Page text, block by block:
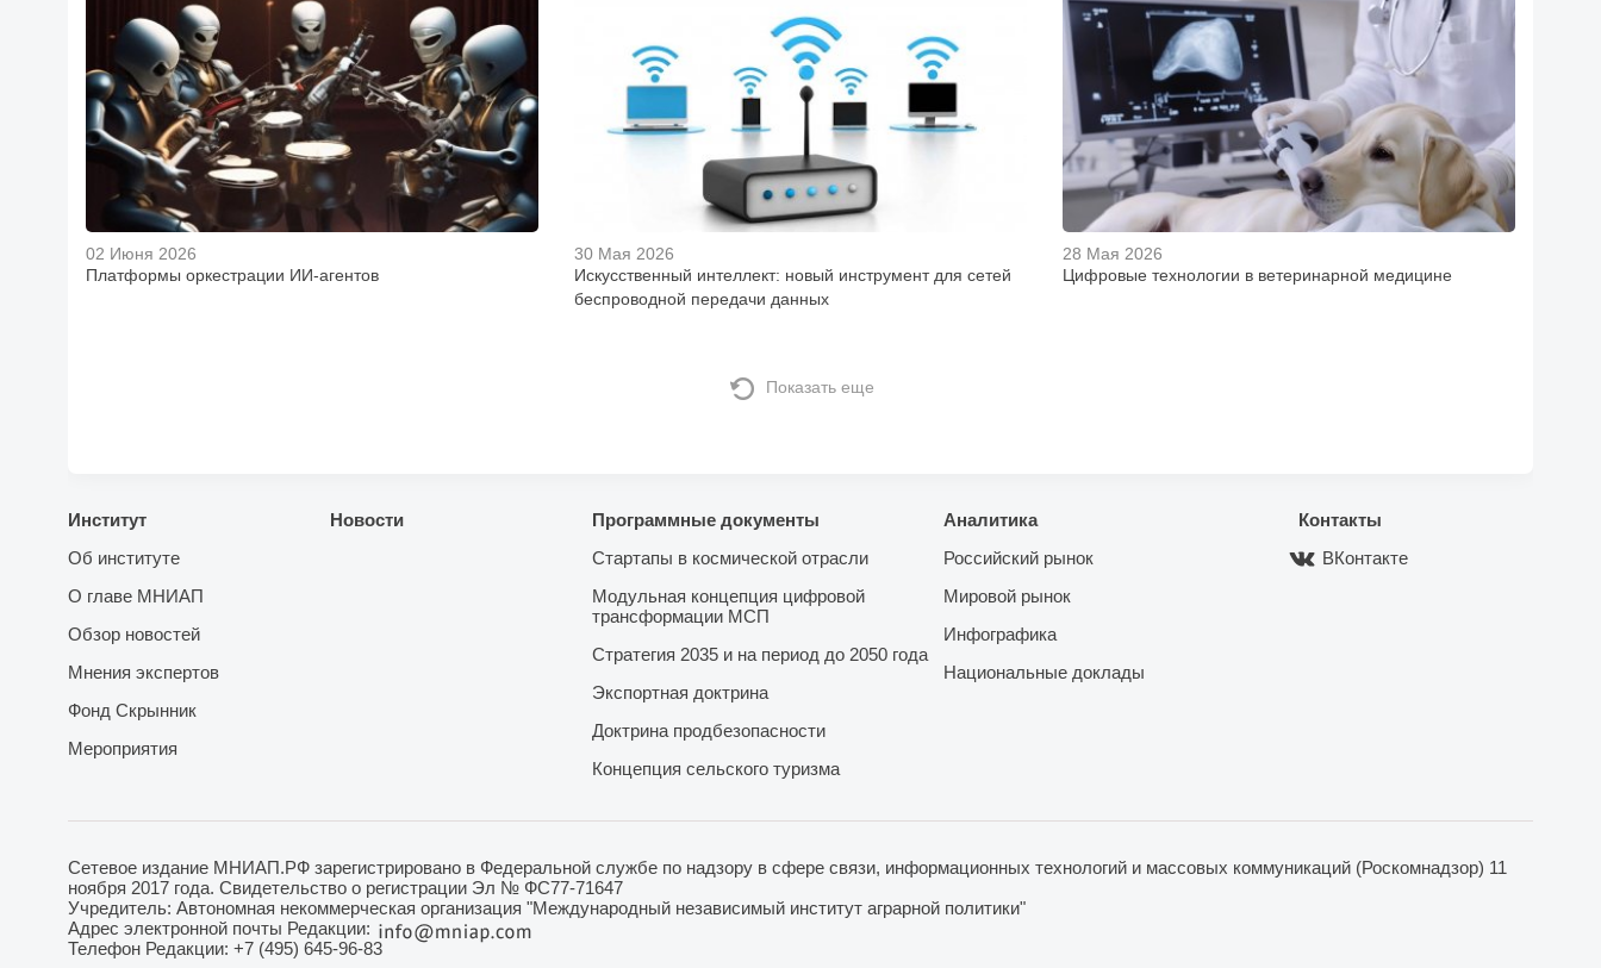
02 Июня 2026
Платформы оркестрации ИИ-агентов
30 Мая 2026
Искусственный интеллект: новый инструмент для сетей
беспроводной передачи данных
28 Мая 2026
Цифровые технологии в ветеринарной медицине
Показать еще
Институт
Об институте
О главе МНИАП
Обзор новостей
Мнения экспертов
Фонд Скрынник
Мероприятия
Новости
Программные документы
Стартапы в космической отрасли
Модульная концепция цифровой
трансформации МСП
Стратегия 2035 и на период до 2050 года
Экспортная доктрина
Доктрина продбезопасности
Концепция сельского туризма
Аналитика
Российский рынок
Мировой рынок
Инфографика
Национальные доклады
Контакты
ВКонтакте
Сетевое издание МНИАП.РФ зарегистрировано в Федеральной службе по надзору в сфере связи, информационных технологий и массовых коммуникаций (Роскомнадзор) 11
ноября 2017 года. Свидетельство о регистрации Эл № ФС77-71647
Учредитель: Автономная некоммерческая организация "Международный независимый институт аграрной политики"
Адрес электронной почты Редакции:
Телефон Редакции: +7 (495) 645-96-83